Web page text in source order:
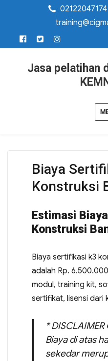
02122047174
Jasa pelatihan
Biaya
Konstruksi
Estimasi
Konstruksi
Biaya sertifikasi k3
adalah Rp.
modul, training kit,
sertifikat, lisensi dari
* DISCLAIMER
Biaya di atas
sekedar